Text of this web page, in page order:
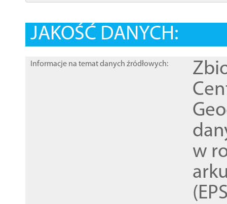
JAKOŚĆ DANYCH:
Informacje na temat danych źródłowych:
w